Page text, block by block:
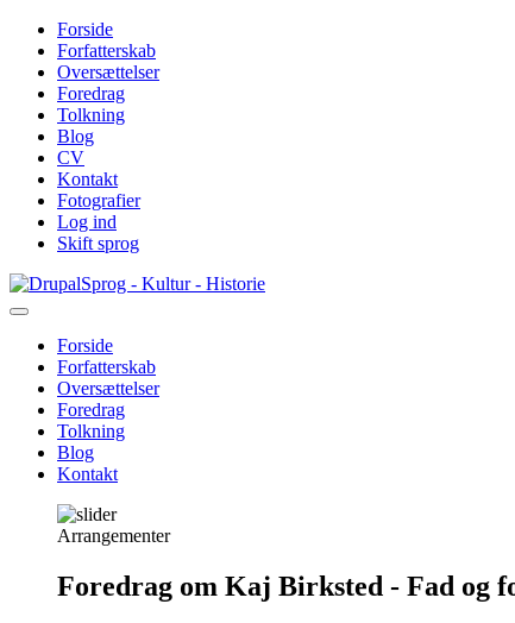
Forside
Forfatterskab
Oversættelser
Foredrag
Tolkning
Blog
CV
Kontakt
Fotografier
Log ind
Skift sprog
Gå
til
Sprog - Kultur - Historie
Primær
navigation
Forside
Forfatterskab
Oversættelser
Foredrag
Tolkning
Blog
Kontakt
Arrangementer
Foredrag om Kaj Birksted - Fad og